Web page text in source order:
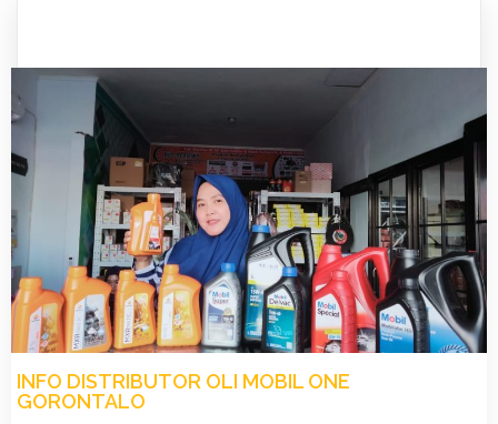
INFO DISTRIBUTOR OLI MOBIL ONE
GORONTALO